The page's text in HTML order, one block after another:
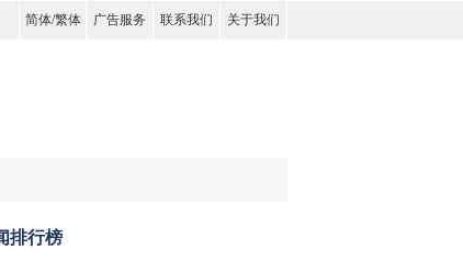
简体/繁体 广告服务 联系我们 关于我们
排行榜